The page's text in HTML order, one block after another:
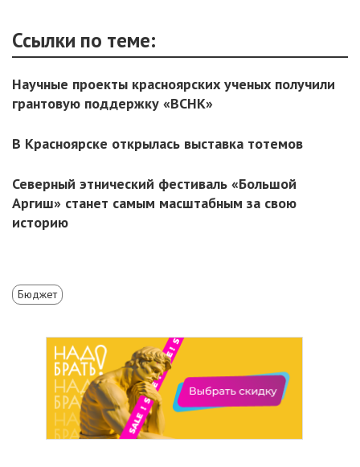
Ссылки по теме:
Научные проекты красноярских ученых получили
грантовую поддержку «ВСНК»
В Красноярске открылась выставка тотемов
Северный этнический фестиваль «Большой
Аргиш» станет самым масштабным за свою
историю
Бюджет